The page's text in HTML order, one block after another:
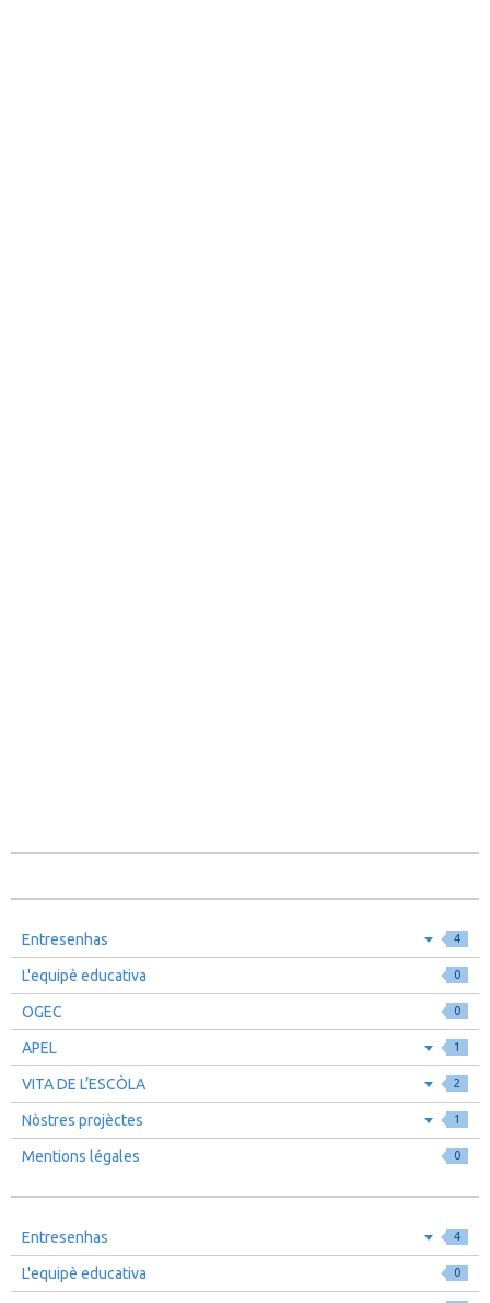
Entresenhas 4
L'equipè educativa 0
OGEC 0
APEL 1
VITA DE L’ESCÒLA 2
Nòstres projèctes 1
Mentions légales 0
Entresenhas 4
L'equipè educativa 0